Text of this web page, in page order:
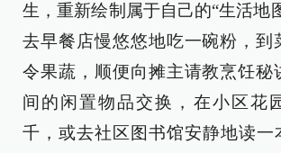
生，重新绘制属于自己的“生活地
去早餐店慢悠悠地吃一碗粉，到
令果蔬，顺便向摊主请教烹饪秘
间的闲置物品交换，在小区花
千，或去社区图书馆安静地读